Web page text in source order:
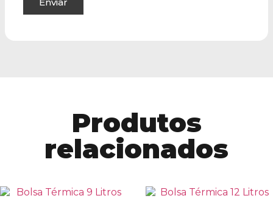
Produtos
relacionados